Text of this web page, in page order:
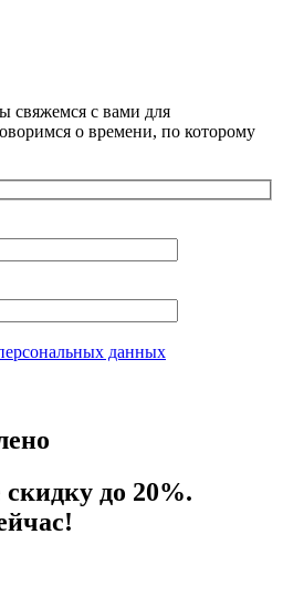
свяжемся с вами для
о времени, по которому
данных
до 20%.